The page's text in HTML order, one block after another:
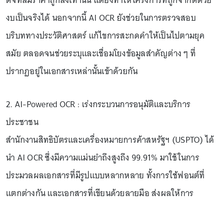
งบเป็นจริงได้ นอกจากนี้ AI OCR ยังช่วยในการตรวจสอบ
บริบททางประวัติศาสตร์ แก้ไขการสะกดคำให้เป็นไปตามยุค
สมัย ตลอดจนช่วยระบุและเชื่อมโยงข้อมูลสำคัญต่าง ๆ ที่
ปรากฏอยู่ในเอกสารเหล่านั้นเข้าด้วยกัน
2. AI-Powered OCR : เร่งกระบวนการอนุมัติและบริการ
ประชาชน
สำนักงานสิทธิบัตรและเครื่องหมายการค้าสหรัฐฯ (USPTO) ได้
นำ AI OCR ซึ่งมีความแม่นยำถึงสูงถึง 99.91% มาใช้ในการ
ประมวลผลเอกสารที่มีรูปแบบหลากหลาย ทั้งการใช้ฟอนต์ที่
แตกต่างกัน และเอกสารที่เขียนด้วยลายมือ ส่งผลให้การ